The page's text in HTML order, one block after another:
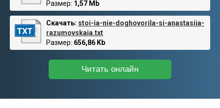
Размер: 1,57 Mb
Скачать: stoi-ia-nie-doghovorila-si-anastasiia-
razumovskaia.txt
Размер: 656,86 Kb
Читать онлайн